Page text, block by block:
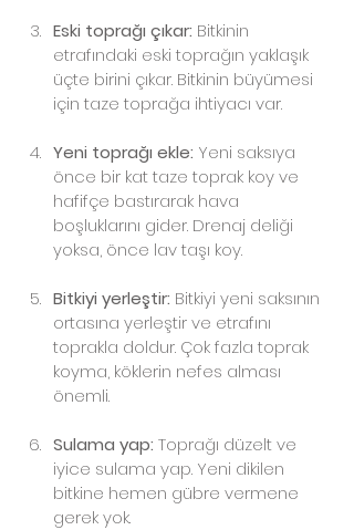
Eski toprağı çıkar: Bitkinin
etrafındaki eski toprağın yaklaşık
üçte birini çıkar. Bitkinin büyümesi
için taze toprağa ihtiyacı var.
Yeni toprağı ekle: Yeni saksıya
önce bir kat taze toprak koy ve
hafifçe bastırarak hava
boşluklarını gider. Drenaj deliği
yoksa, önce lav taşı koy.
Bitkiyi yerleştir: Bitkiyi yeni saksının
ortasına yerleştir ve etrafını
toprakla doldur. Çok fazla toprak
koyma, köklerin nefes alması
önemli.
Sulama yap: Toprağı düzelt ve
iyice sulama yap. Yeni dikilen
bitkine hemen gübre vermene
gerek yok.